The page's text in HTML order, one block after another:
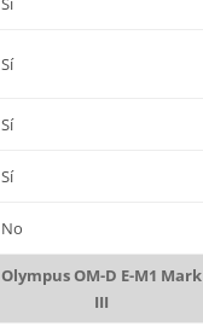
Sí
Sí
Sí
No
Olympus OM-D E-M1 Mark
III